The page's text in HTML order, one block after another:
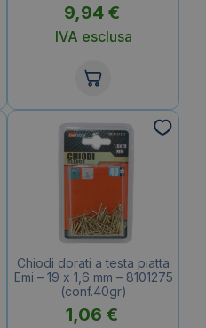
9,94 €
IVA esclusa
Chiodi dorati a testa piatta
Emi – 19 x 1,6 mm – 8101275
(conf.40gr)
1,06 €